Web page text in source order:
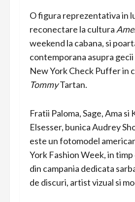
O figura reprezentativa in
reconectare la cultura
weekend la cabana, si
contemporana asupra
New York Check Puffer in
TommyTartan.
Fratii Paloma, Sage, Ama
Elsesser, bunica Audrey
este un fotomodel
York Fashion Week, in
din campania dedicata
de discuri, artist vizual si